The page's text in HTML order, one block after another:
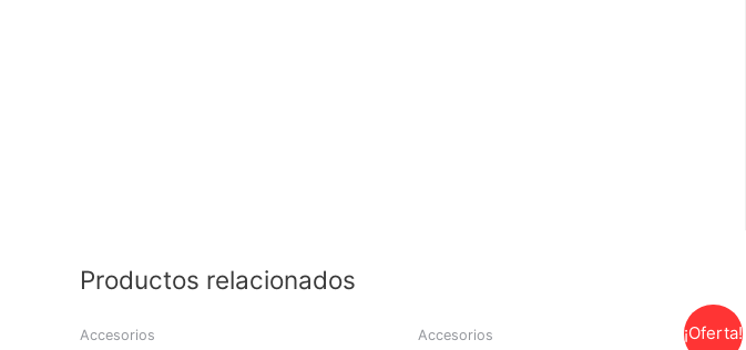
Productos relacionados
Accesorios ¡Oferta!
Accesorios